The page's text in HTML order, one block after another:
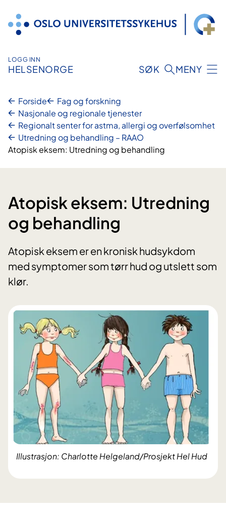
innhold
LOGG INN
HELSENORGE SØK MENY
Forside
Fag og forskning
Nasjonale og regionale tjenester
Regionalt senter for astma, allergi og overfølsomhet
Utredning og behandling – RAAO
Atopisk eksem: Utredning og behandling
Atopisk eksem: Utredning
og behandling
Atopisk eksem er en kronisk hudsykdom
med symptomer som tørr hud og utslett som
klør.
Illustrasjon: Charlotte Helgeland/Prosjekt Hel Hud